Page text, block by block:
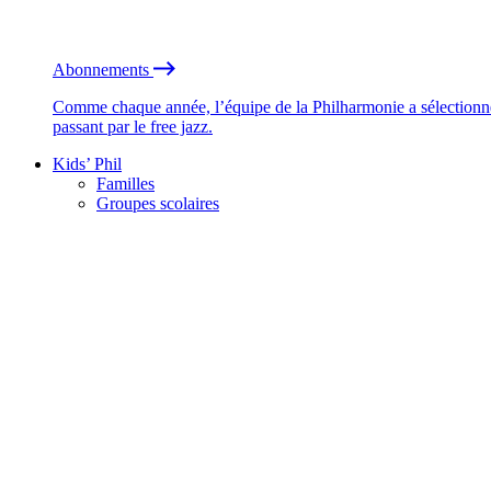
Abonnements
Comme chaque année, l’équipe de la Philharmonie a
passant par le free jazz.
Kids’ Phil
Familles
Groupes scolaires